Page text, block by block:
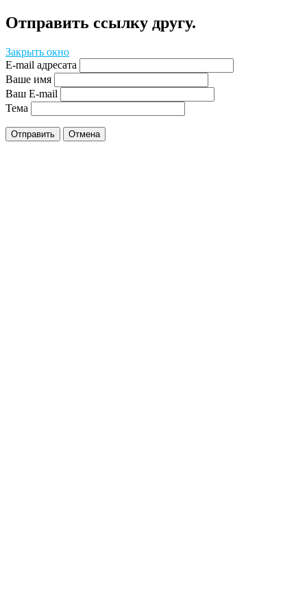
Отправить ссылку другу.
Закрыть окно
E-mail адресата
Ваше имя
Ваш E-mail
Тема
Отправить Отмена